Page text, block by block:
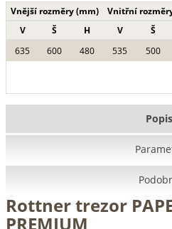
Vnější rozměry (mm) Vnitřní
V
Š H V Š
635
600 480 535 500
Popis
Rottner trezor
PREMIUM